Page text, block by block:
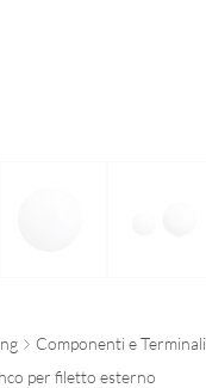
Componenti e Terminali
per filetto esterno